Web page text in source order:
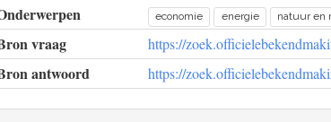
economie energie natuur en
vraag https://
antwoord https://